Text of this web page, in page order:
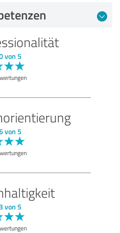
von 5
von 5
von 5